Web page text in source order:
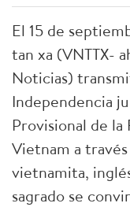
El 15 de
tan xa (VNTTX-
Noticias)
Independencia
Provisional de
Vietnam a
vietnamita,
sagrado se